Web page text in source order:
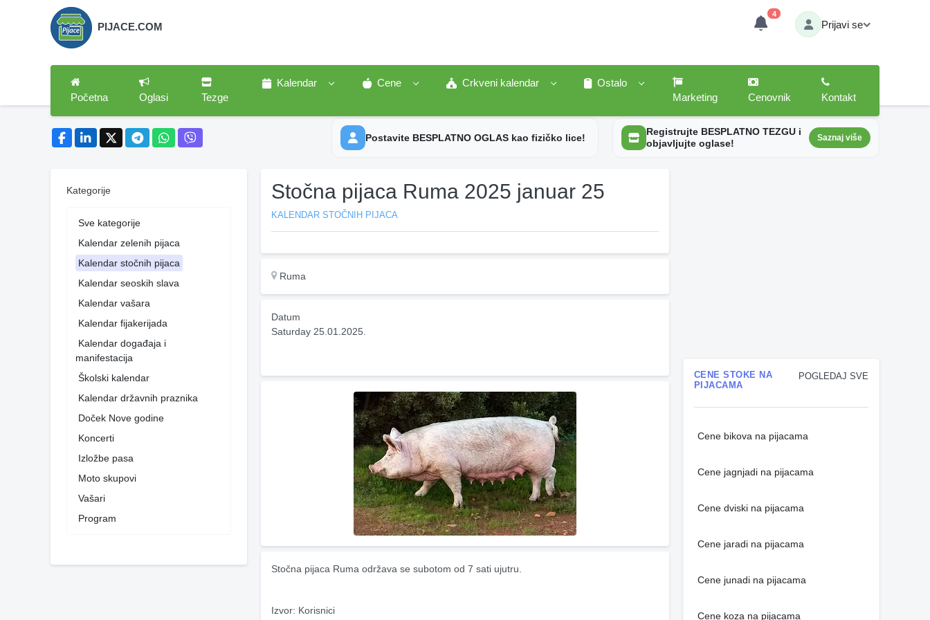
PIJACE.COM
4
Prijavi se
Početna Oglasi Tezge
Kalendar Cene Crkveni kalendar
Ostalo
Marketing
Cenovnik Kontakt
Postavite BESPLATNO OGLAS kao fizičko lice!
Registrujte BESPLATNO TEZGU i
objavljujte oglase!
Saznaj više
Kategorije
Sve kategorije
Kalendar zelenih pijaca
Kalendar stočnih pijaca
Kalendar seoskih slava
Kalendar vašara
Kalendar fijakerijada
Kalendar događaja i
manifestacija
Školski kalendar
Kalendar državnih praznika
Doček Nove godine
Koncerti
Izložbe pasa
Moto skupovi
Vašari
Program
Stočna pijaca Ruma 2025 januar 25
KALENDAR STOČNIH PIJACA
Ruma
Datum
Saturday 25.01.2025.
Stočna pijaca Ruma održava se subotom od 7 sati ujutru.
Izvor: Korisnici
POGLEDAJ SVE
CENE STOKE NA
PIJACAMA
Cene bikova na pijacama
Cene jagnjadi na pijacama
Cene dviski na pijacama
Cene jaradi na pijacama
Cene junadi na pijacama
Cene koza na pijacama